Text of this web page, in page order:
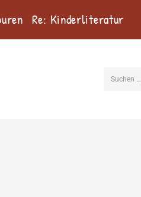
Re: Kinderliteratur
Suchen …